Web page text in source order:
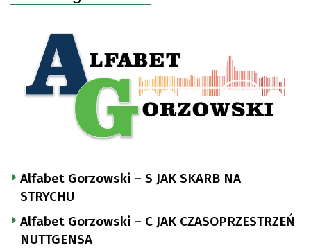
Alfabet Gorzowski – S JAK SKARB NA
STRYCHU
Alfabet Gorzowski – C JAK CZASOPRZESTRZEŃ
NUTTGENSA